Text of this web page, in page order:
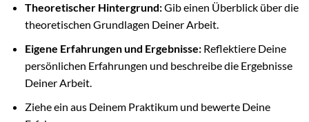
Theoretischer Hintergrund:Gib einen Überblick über die
theoretischen Grundlagen Deiner Arbeit.
Eigene Erfahrungen und Ergebnisse:Reflektiere Deine
persönlichen Erfahrungen und beschreibe die Ergebnisse
Deiner Arbeit.
Ziehe ein aus Deinem Praktikum und bewerte Deine